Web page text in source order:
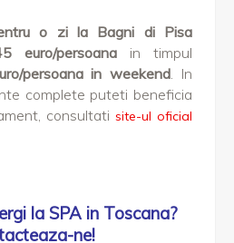
o zi la Bagni di Pisa
euro/persoanain timpul
persoana in weekend. In
complete puteti beneficia
consultati site-ul oficial
la SPA in Toscana?
ne!